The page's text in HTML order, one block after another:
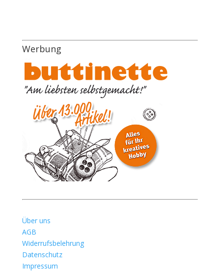
Werbung
Über uns
AGB
Widerrufsbelehrung
Datenschutz
Impressum